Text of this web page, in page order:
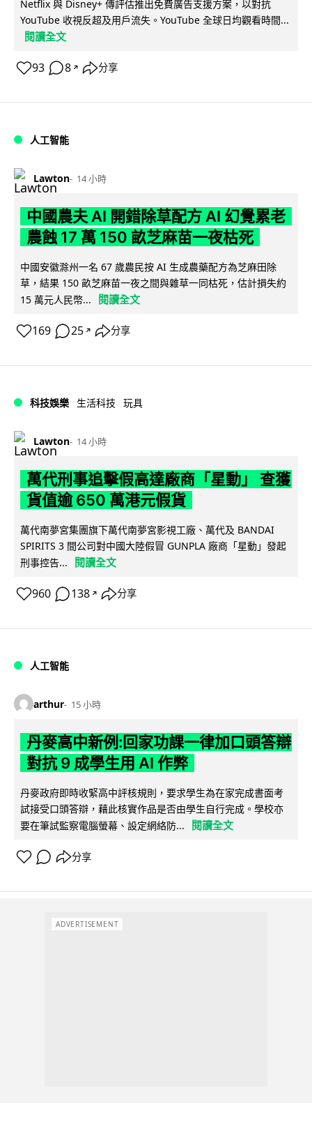
Netflix 與 Disney+ 傳評估推出免費廣告支援方案，以對抗
YouTube 收視反超及用戶流失。YouTube 全球日均觀看時間...
閱讀全文
93 8 ↗ 分享
人工智能
Lawton 14 小時
中國農夫 AI 開錯除草配方 AI 幻覺累老
農蝕 17 萬 150 畝芝麻苗一夜枯死
中國安徽滁州一名 67 歲農民按 AI 生成農藥配方為芝麻田除
草，結果 150 畝芝麻苗一夜之間與雜草一同枯死，估計損失約
15 萬元人民幣...
閱讀全文
169 25 ↗ 分享
科技娛樂 生活科技 玩具
Lawton 14 小時
萬代刑事追擊假高達廠商「星動」 查獲
貨值逾 650 萬港元假貨
萬代南夢宮集團旗下萬代南夢宮影視工廠、萬代及 BANDAI
SPIRITS 3 間公司對中國大陸假冒 GUNPLA 廠商「星動」發起
刑事控告...
閱讀全文
960 138 ↗ 分享
人工智能
arthur 15 小時
丹麥高中新例:回家功課一律加口頭答辯
對抗 9 成學生用 AI 作弊
丹麥政府即時收緊高中評核規則，要求學生為在家完成書面考
試接受口頭答辯，藉此核實作品是否由學生自行完成。學校亦
要在筆試監察電腦螢幕、設定網絡防...
閱讀全文
分享
ADVERTISEMENT